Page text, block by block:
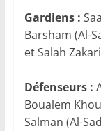
Gardiens :
Barsham (Al-
et Salah
Défenseurs :
Boualem
Salman (Al-